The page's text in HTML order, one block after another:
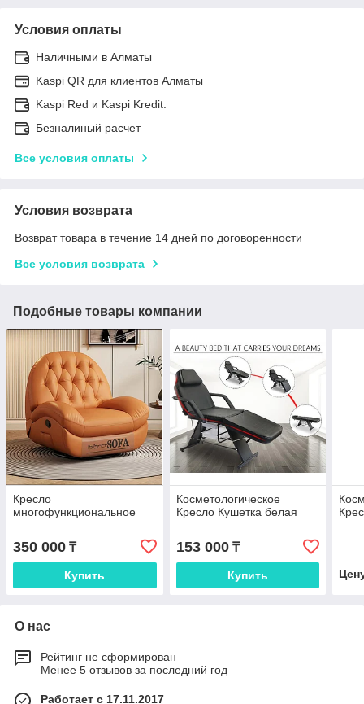
Условия оплаты
Наличными в Алматы
Kaspi QR для клиентов Алматы
Kaspi Red и Kaspi Kredit.
Безналиный расчет
Все условия оплаты
Условия возврата
Возврат товара в течение 14 дней по договоренности
Все условия возврата
Подобные товары компании
Кресло
многофункциональное
350 000 ₸
Купить
Косметологическое
Кресло Кушетка белая
153 000₸
Купить
О нас
Рейтинг не сформирован
Менее 5 отзывов за последний год
Работает с 17.11.2017